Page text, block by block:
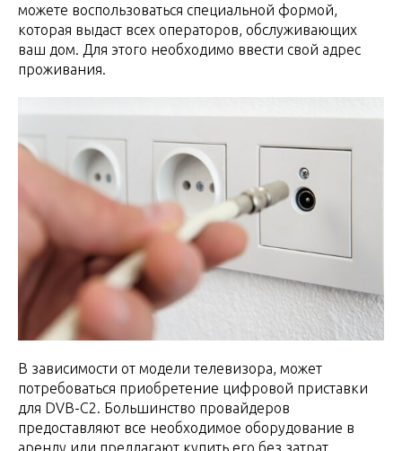
можете воспользоваться специальной формой,
которая выдаст всех операторов, обслуживающих
ваш дом. Для этого необходимо ввести свой адрес
проживания.
В зависимости от модели телевизора, может
потребоваться приобретение цифровой приставки
для DVB-C2. Большинство провайдеров
предоставляют все необходимое оборудование в
аренду или предлагают купить его без затрат